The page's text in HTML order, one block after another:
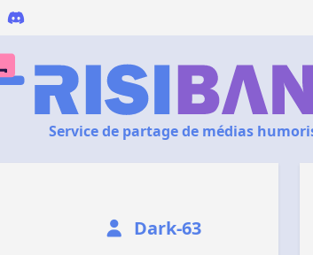
Service de partage de médias
Dark-63